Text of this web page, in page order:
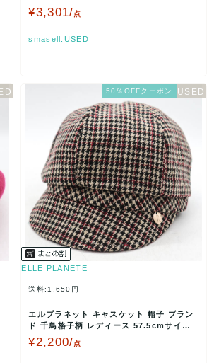
ディース ベー…
¥3,301/点
smasell.USED
50％OFFクーポン
ELLE PLANETE
送料:1,650円
エルプラネット キャスケット 帽子 ブラン
ド 千鳥格子柄 レディース 57.5cmサイズ
マルチカラ…
¥2,200/点